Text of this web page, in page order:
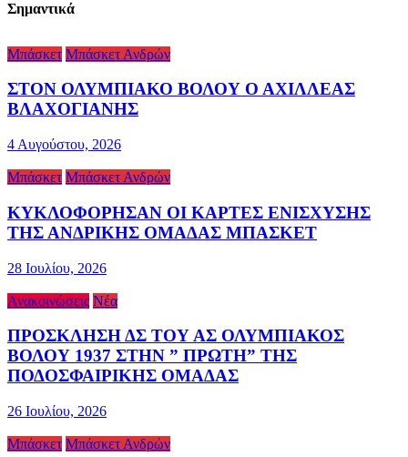
Σημαντικά
Μπάσκετ Μπάσκετ Ανδρών
ΣΤΟΝ ΟΛΥΜΠΙΑΚΟ ΒΟΛΟΥ Ο ΑΧΙΛΛΕΑΣ
ΒΛΑΧΟΓΙΑΝΗΣ
4 Αυγούστου, 2026
Μπάσκετ Μπάσκετ Ανδρών
ΚΥΚΛΟΦΟΡΗΣΑΝ ΟΙ ΚΑΡΤΕΣ ΕΝΙΣΧΥΣΗΣ
ΤΗΣ ΑΝΔΡΙΚΗΣ ΟΜΑΔΑΣ ΜΠΑΣΚΕΤ
28 Ιουλίου, 2026
Ανακοινώσεις Νέα
ΠΡΟΣΚΛΗΣΗ ΔΣ ΤΟΥ ΑΣ ΟΛΥΜΠΙΑΚΟΣ
ΒΟΛΟΥ 1937 ΣΤΗΝ ” ΠΡΩΤΗ” ΤΗΣ
ΠΟΔΟΣΦΑΙΡΙΚΗΣ ΟΜΑΔΑΣ
26 Ιουλίου, 2026
Μπάσκετ Μπάσκετ Ανδρών